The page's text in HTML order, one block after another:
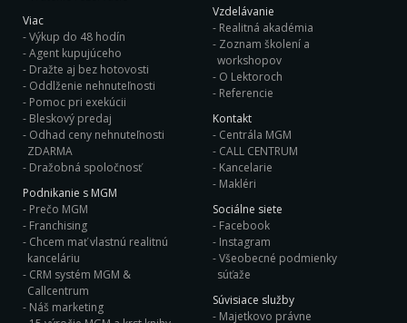
Viac
Výkup do 48 hodín
Agent kupujúceho
Dražte aj bez hotovosti
Oddlženie nehnuteľnosti
Pomoc pri exekúcii
Bleskový predaj
Odhad ceny nehnuteľnosti
ZDARMA
Dražobná spoločnosť
Podnikanie s MGM
Prečo MGM
Franchising
Chcem mať vlastnú realitnú
kanceláriu
CRM systém MGM &
Callcentrum
Náš marketing
Vzdelávanie
Realitná akadémia
Zoznam školení a
workshopov
O Lektoroch
Referencie
Kontakt
Centrála MGM
CALL CENTRUM
Kancelarie
Makléri
Sociálne siete
Facebook
Instagram
Všeobecné podmienky
súťaže
Súvisiace služby
Majetkovo právne